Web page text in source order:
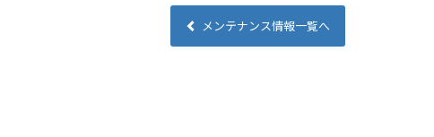
メンテナンス情報一覧へ